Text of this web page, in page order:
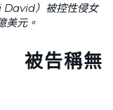
David）被控性侵女
美元。
被告稱無